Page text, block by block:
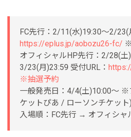
FC先行：2/11(水)19:30〜2/23(
https://eplus.jp/aobozu26-fc/
オフィシャルHP先行：2/28(土
3/23(月)23:59 受付URL：
※抽選予約
一般発売日：4/4(土)10:00〜 ※
ケットぴあ / ローソンチケット)
入場順：FC先行 → オフィシ